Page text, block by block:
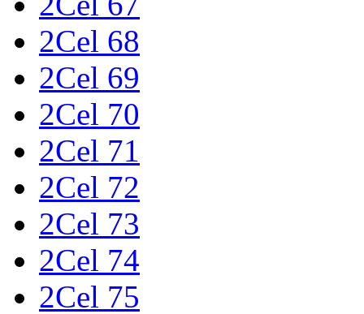
2Cel 68
2Cel 69
2Cel 70
2Cel 71
2Cel 72
2Cel 73
2Cel 74
2Cel 75